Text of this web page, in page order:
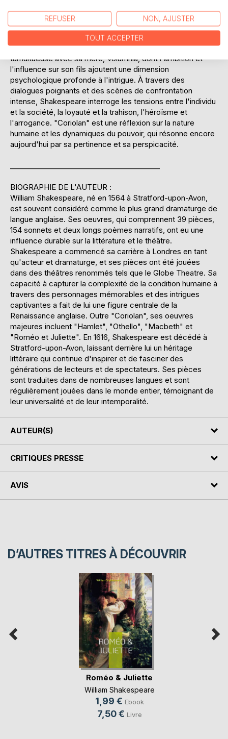
politique romaine le conduisent à sa chute. Shakespeare
dépeint un personnage complexe, déchiré entre son sens
de l'honneur et sa haine des compromis politiques. La
tragédie de Coriolanus est accentuée par sa relation
tumultueuse avec sa mère, Volumnia, dont l'ambition et
l'influence sur son fils ajoutent une dimension
psychologique profonde à l'intrigue. À travers des
dialogues poignants et des scènes de confrontation
intense, Shakespeare interroge les tensions entre l'individu
et la société, la loyauté et la trahison, l'héroïsme et
l'arrogance. "Coriolan" est une réflexion sur la nature
humaine et les dynamiques du pouvoir, qui résonne encore
aujourd'hui par sa pertinence et sa perspicacité.
BIOGRAPHIE DE L'AUTEUR :
William Shakespeare, né en 1564 à Stratford-upon-Avon,
est souvent considéré comme le plus grand dramaturge de
langue anglaise. Ses oeuvres, qui comprennent 39 pièces,
154 sonnets et deux longs poèmes narratifs, ont eu une
influence durable sur la littérature et le théâtre.
Shakespeare a commencé sa carrière à Londres en tant
qu'acteur et dramaturge, et ses pièces ont été jouées
dans des théâtres renommés tels que le Globe Theatre. Sa
capacité à capturer la complexité de la condition humaine à
travers des personnages mémorables et des intrigues
captivantes a fait de lui une figure centrale de la
Renaissance anglaise. Outre "Coriolan", ses oeuvres
majeures incluent "Hamlet", "Othello", "Macbeth" et
"Roméo et Juliette". En 1616, Shakespeare est décédé à
Stratford-upon-Avon, laissant derrière lui un héritage
littéraire qui continue d'inspirer et de fasciner des
générations de lecteurs et de spectateurs. Ses pièces
sont traduites dans de nombreuses langues et sont
régulièrement jouées dans le monde entier, témoignant de
leur universalité et de leur intemporalité.
AUTEUR(S)
CRITIQUES PRESSE
AVIS
D’AUTRES TITRES À DÉCOUVRIR
Roméo & Juliette
William Shakespeare
1,99 € Ebook
7,50 € Livre
REFUSER NON, AJUSTER
TOUT ACCEPTER